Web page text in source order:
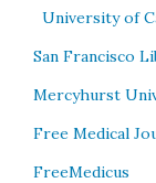
University of
San Francisco
Mercyhurst
Free Medical
FreeMedicus